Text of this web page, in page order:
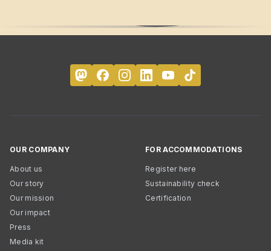
OUR COMPANY
About us
Our story
Our mission
Our impact
Press
Media kit
FOR ACCOMMODATIONS
Register here
Sustainability check
Certification